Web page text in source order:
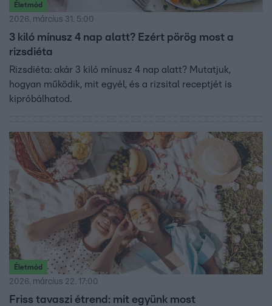
Életmód
2026. március 31. 5:00
3 kiló mínusz 4 nap alatt? Ezért pörög most a
rizsdiéta
Rizsdiéta: akár 3 kiló mínusz 4 nap alatt? Mutatjuk,
hogyan működik, mit egyél, és a rizsital receptjét is
kipróbálhatod.
Életmód
2026. március 22. 17:00
Friss tavaszi étrend: mit együnk most